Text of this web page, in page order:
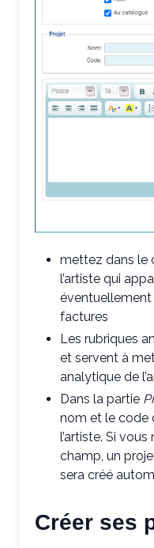
mettez dans le
l’artiste qui
éventuellement
factures
Les rubriques
et servent à
analytique de
Dans la partie
nom et le code
l’artiste. Si
champ, un
sera créé
Créer ses